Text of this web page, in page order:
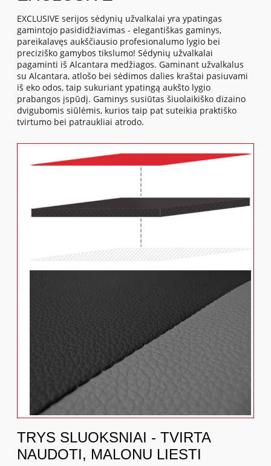
EXCLUSIVE serijos sėdynių užvalkalai yra ypatingas
gamintojo pasididžiavimas - elegantiškas gaminys,
pareikalavęs aukščiausio profesionalumo lygio bei
preciziško gamybos tikslumo! Sėdynių užvalkalai
pagaminti iš Alcantara medžiagos. Gaminant užvalkalus
su Alcantara, atlošo bei sėdimos dalies kraštai pasiuvami
iš eko odos, taip sukuriant ypatingą aukšto lygio
prabangos įspūdį. Gaminys susiūtas šiuolaikiško dizaino
dvigubomis siūlėmis, kurios taip pat suteikia praktiško
tvirtumo bei patraukliai atrodo.
TRYS SLUOKSNIAI - TVIRTA
NAUDOTI, MALONU LIESTI